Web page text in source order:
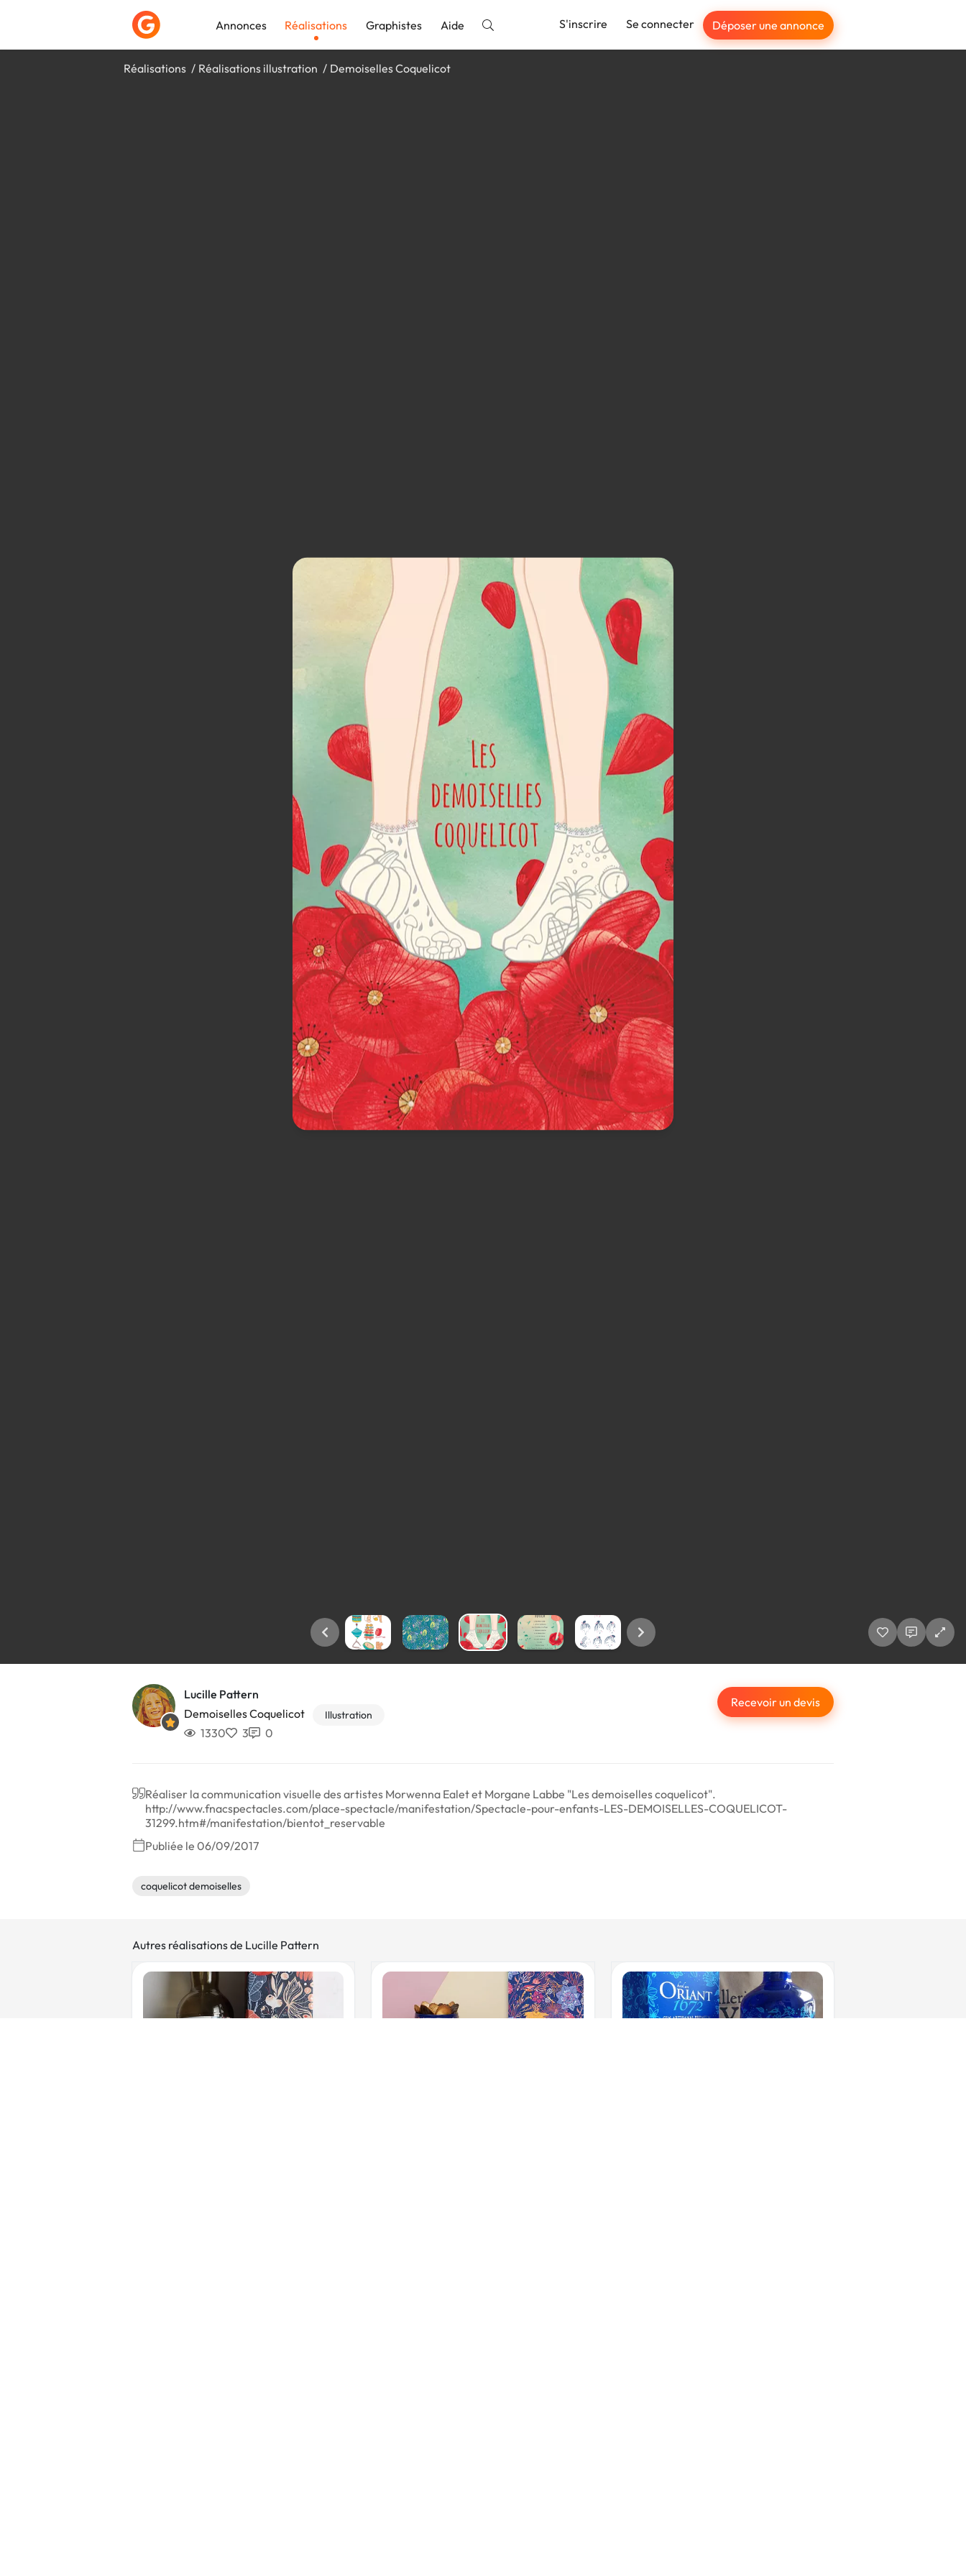
Annonces Réalisations Graphistes Aide S'inscrire Se connecter Déposer une annonce
Réalisations Réalisations illustration Demoiselles Coquelicot
Lucille Pattern
Demoiselles Coquelicot
Illustration
1330 3 0
Recevoir un devis
Réaliser la communication visuelle des artistes Morwenna Ealet et Morgane Labbe "Les demoiselles coquelicot".
http://www.fnacspectacles.com/place-spectacle/manifestation/Spectacle-pour-enfants-LES-DEMOISELLES-COQUELICOT-
31299.htm#/manifestation/bientot_reservable
Publiée le 06/09/2017
coquelicot demoiselles
Autres réalisations de Lucille Pattern